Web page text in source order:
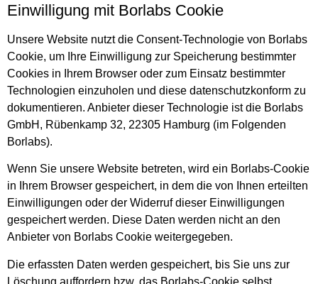
Einwilligung mit Borlabs Cookie
Unsere Website nutzt die Consent-Technologie von Borlabs
Cookie, um Ihre Einwilligung zur Speicherung bestimmter
Cookies in Ihrem Browser oder zum Einsatz bestimmter
Technologien einzuholen und diese datenschutzkonform zu
dokumentieren. Anbieter dieser Technologie ist die Borlabs
GmbH, Rübenkamp 32, 22305 Hamburg (im Folgenden
Borlabs).
Wenn Sie unsere Website betreten, wird ein Borlabs-Cookie
in Ihrem Browser gespeichert, in dem die von Ihnen erteilten
Einwilligungen oder der Widerruf dieser Einwilligungen
gespeichert werden. Diese Daten werden nicht an den
Anbieter von Borlabs Cookie weitergegeben.
Die erfassten Daten werden gespeichert, bis Sie uns zur
Löschung auffordern bzw. das Borlabs-Cookie selbst